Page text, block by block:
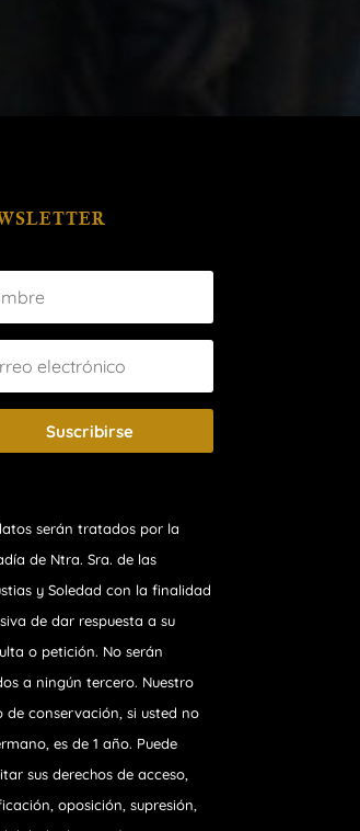
Suscribirse
serán tratados por la
de Ntra. Sra. de las
y Soledad con la finalidad
de dar respuesta a su
o petición. No serán
a ningún tercero. Nuestro
de conservación, si usted no
es de 1 año. Puede
sus derechos de acceso,
oposición, supresión,